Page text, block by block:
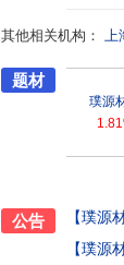
我们的生
其他相关机构： 上
题材
璞源
公告 【璞源
【璞源